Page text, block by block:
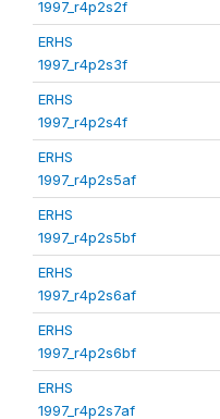
1997_r4p2s2f
ERHS
1997_r4p2s3f
ERHS
1997_r4p2s4f
ERHS
1997_r4p2s5af
ERHS
1997_r4p2s5bf
ERHS
1997_r4p2s6af
ERHS
1997_r4p2s6bf
ERHS
1997_r4p2s7af